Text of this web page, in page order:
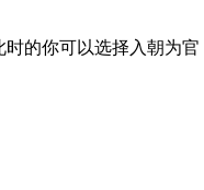
的你可以选择入朝为